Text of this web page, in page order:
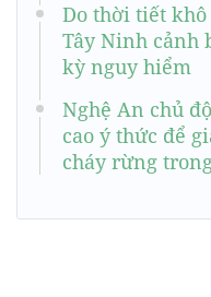
Do thời tiết
Tây Ninh cảnh
kỳ nguy hiểm
Nghệ An chủ
cao ý thức để
cháy rừng